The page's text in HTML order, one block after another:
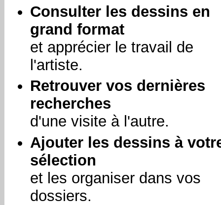
Consulter les dessins en
grand format
et apprécier le travail de
l'artiste.
Retrouver vos dernières
recherches
d'une visite à l'autre.
Ajouter les dessins à
sélection
et les organiser dans vos
dossiers.